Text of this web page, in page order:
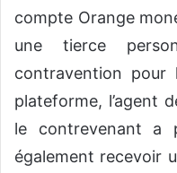
compte Orange
une tierce
contravention pour
plateforme, l’agent
le contrevenant a
également recevoir